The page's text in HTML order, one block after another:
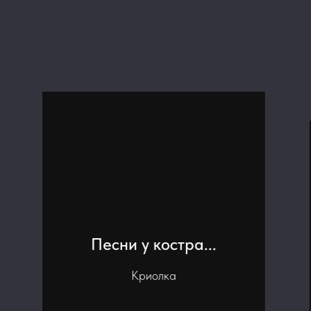
Долина
Любви.Каппадокия